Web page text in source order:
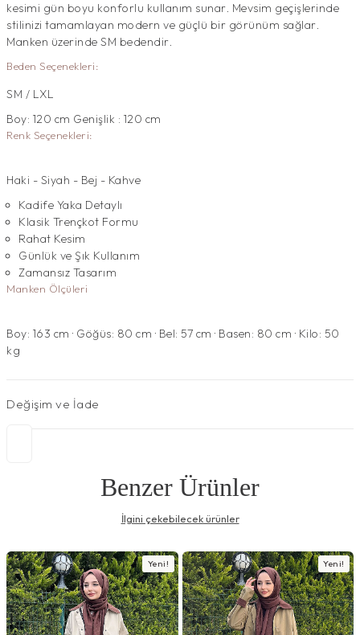
kesimi gün boyu konforlu kullanım sunar. Mevsim geçişlerinde
stilinizi tamamlayan modern ve güçlü bir görünüm sağlar.
Manken üzerinde SM bedendir.
Beden Seçenekleri:
SM / LXL
Boy: 120 cm Genişlik : 120 cm
Renk Seçenekleri:
Haki - Siyah - Bej - Kahve
Kadife Yaka Detaylı
Klasik Trençkot Formu
Rahat Kesim
Günlük ve Şık Kullanım
Zamansız Tasarım
Manken Ölçüleri
Boy: 163 cm · Göğüs: 80 cm · Bel: 57 cm · Basen: 80 cm · Kilo: 50
kg
Değişim ve İade
Benzer Ürünler
İlgini çekebilecek ürünler
Yeni! Yeni!